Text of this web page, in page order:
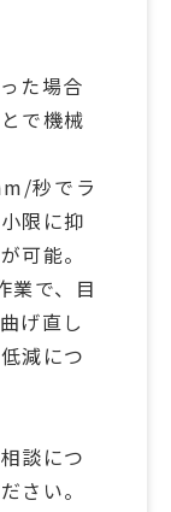
た場合
で機械
秒でラ
限に抑
可能。
業で、目
げ直し
減につ
談につ
さい。